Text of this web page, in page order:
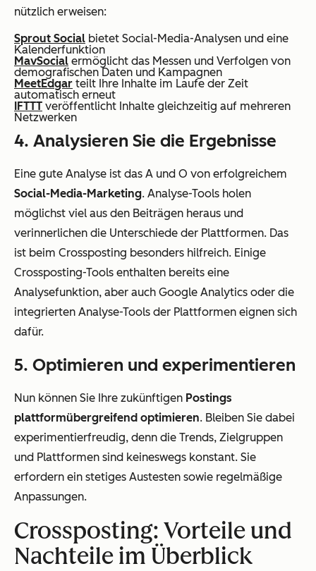
nützlich erweisen:
Sprout Social bietet Social-Media-Analysen und eine
Kalenderfunktion
MavSocial ermöglicht das Messen und Verfolgen von
demografischen Daten und Kampagnen
MeetEdgar teilt Ihre Inhalte im Laufe der Zeit
automatisch erneut
IFTTT veröffentlicht Inhalte gleichzeitig auf mehreren
Netzwerken
4. Analysieren Sie die Ergebnisse
Eine gute Analyse ist das A und O von erfolgreichem
Social-Media-Marketing. Analyse-Tools holen
möglichst viel aus den Beiträgen heraus und
verinnerlichen die Unterschiede der Plattformen. Das
ist beim Crossposting besonders hilfreich. Einige
Crossposting-Tools enthalten bereits eine
Analysefunktion, aber auch Google Analytics oder die
integrierten Analyse-Tools der Plattformen eignen sich
dafür.
5. Optimieren und experimentieren
Nun können Sie Ihre zukünftigen Postings
plattformübergreifend optimieren. Bleiben Sie dabei
experimentierfreudig, denn die Trends, Zielgruppen
und Plattformen sind keineswegs konstant. Sie
erfordern ein stetiges Austesten sowie regelmäßige
Anpassungen.
Crossposting: Vorteile und
Nachteile im Überblick